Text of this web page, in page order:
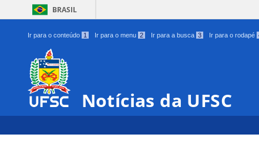
BRASIL
Ir para o conteúdo 1 Ir para o menu 2 Ir para a busca 3 Ir para o rodapé
Notícias da UFSC